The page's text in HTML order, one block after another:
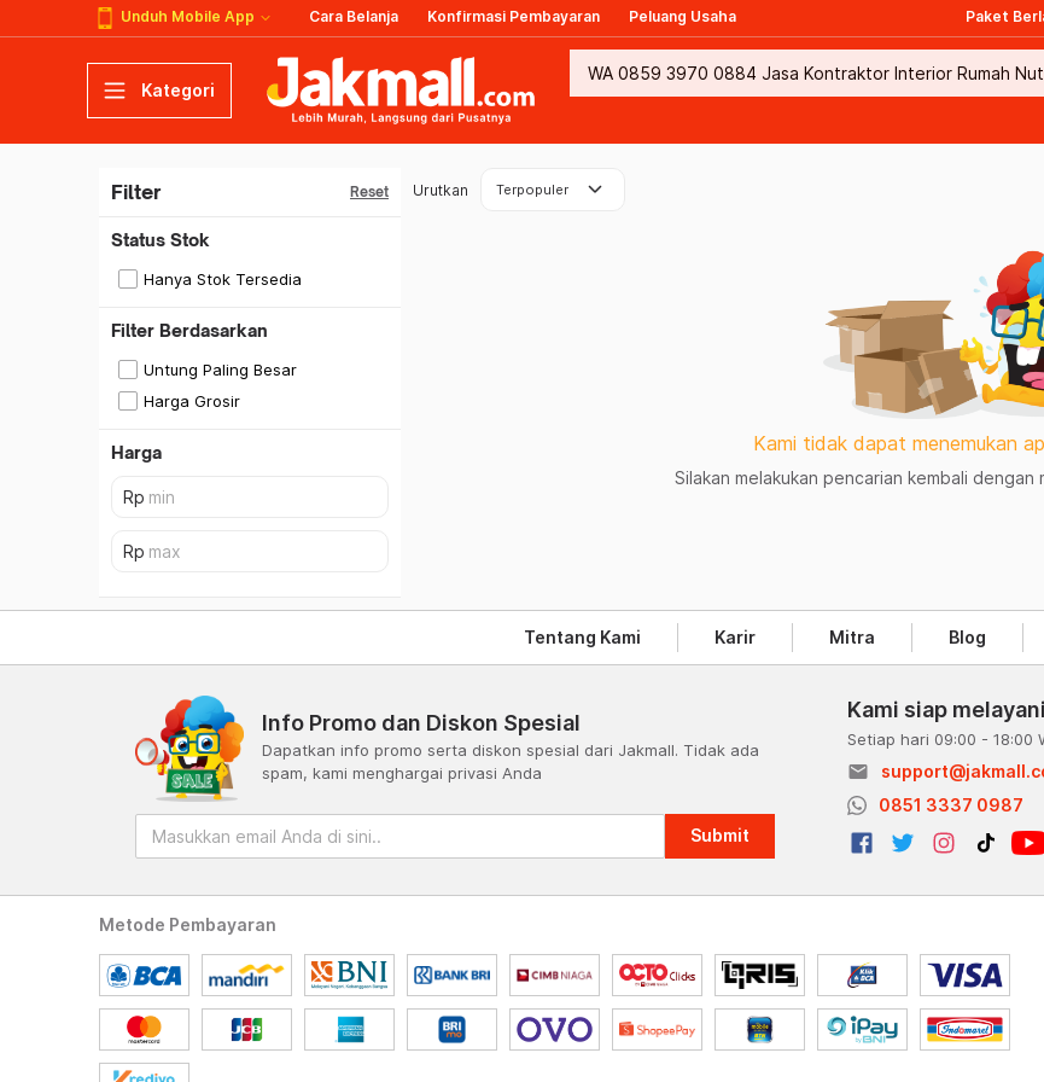
Unduh Mobile App Cara Belanja Konfirmasi Pembayaran Peluang Usaha Paket
Kategori
Filter Reset
Status Stok
Hanya Stok Tersedia
Filter Berdasarkan
Untung Paling Besar
Harga Grosir
Harga
Urutkan Terpopuler keyboard_arrow_down
Kami tidak dapat menemukan
Silakan melakukan pencarian kembali dengan
Tentang Kami Karir Mitra Blog
Info Promo dan Diskon Spesial
Dapatkan info promo serta diskon spesial dari Jakmall. Tidak ada
spam, kami menghargai privasi Anda
Submit
Kami siap
Setiap hari 09:00 - 18:00
email
0851 3337 0987
Metode Pembayaran